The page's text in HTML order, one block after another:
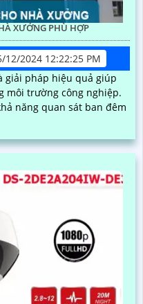
XƯỞNG PHÙ HỢP
12/2024 12:22:25 PM
giải pháp hiệu quả giúp
môi trường công nghiệp.
năng quan sát ban đêm